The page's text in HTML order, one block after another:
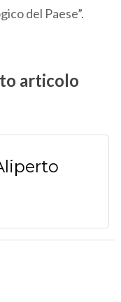
del Paese”.
articolo